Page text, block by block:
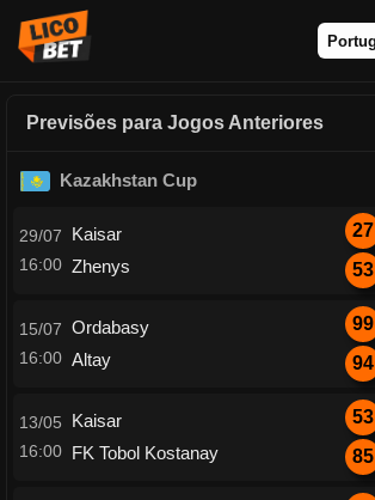
Previsões para Jogos Anteriores
Kazakhstan Cup
29/07
16:00
Kaisar
Zhenys
27
53
15/07
16:00
Ordabasy
Altay
99
94
13/05
16:00
Kaisar
FK Tobol Kostanay
53
85